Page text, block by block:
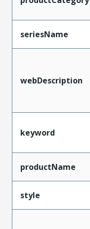
seriesName
webDescription
keyword
productName
style